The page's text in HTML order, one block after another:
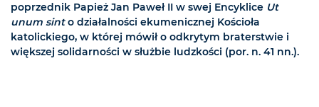
poprzednik Papież Jan Paweł II w swej Encyklice Ut
unum sinto działalności ekumenicznej Kościoła
katolickiego, w której mówił o odkrytym braterstwie i
większej solidarności w służbie ludzkości (por. n. 41 nn.).